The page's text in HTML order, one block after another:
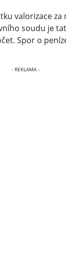
valorizace
soudu je
Spor o